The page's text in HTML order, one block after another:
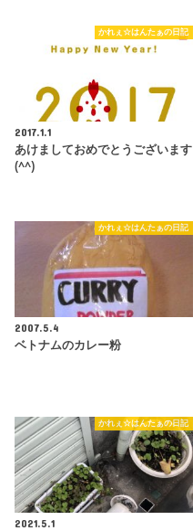
かれぇ☆はんたぁの日記
2017.1.1
あけましておめでとうございます
(^^)
かれぇ☆はんたぁの日記
2007.5.4
ベトナムのカレー粉
かれぇ☆はんたぁの日記
2021.5.1